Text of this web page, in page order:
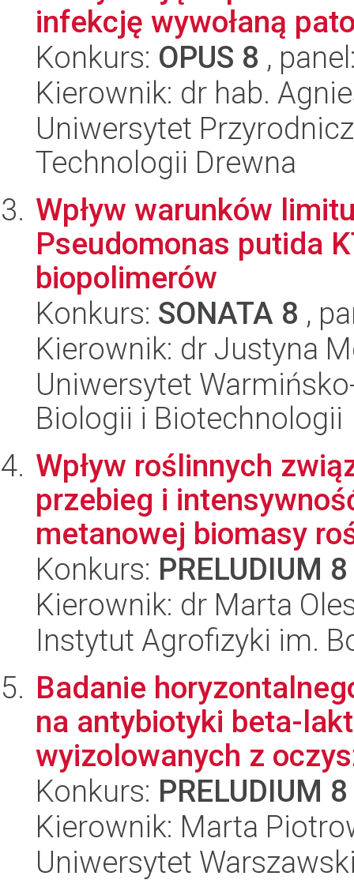
infekcję wywołaną
Konkurs: OPUS 8 ,
Kierownik: dr hab.
Uniwersytet
Technologii Drewna
Wpływ warunków
Pseudomonas putida
biopolimerów
Konkurs: SONATA 8 ,
Kierownik: dr Justyna
Uniwersytet
Biologii i Biotechnologii
Wpływ roślinnych
przebieg i
metanowej biomasy
Konkurs: PRELUDIUM 8
Kierownik: dr Marta
Instytut Agrofizyki im.
Badanie
na antybiotyki beta-
wyizolowanych z
Konkurs: PRELUDIUM 8
Kierownik: Marta
Uniwersytet